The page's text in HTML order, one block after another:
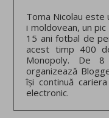
Toma Nicolau
i moldovean, un
15 ani fotbal de
acest timp 400
Monopoly. De
organizează
își continuă
electronic.